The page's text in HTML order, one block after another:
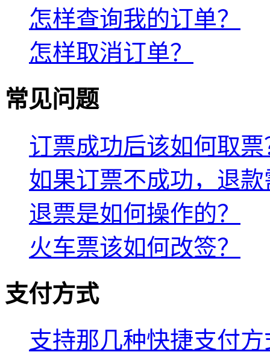
怎样查询我的订单？
怎样取消订单？
常见问题
订票成功后该如何取票
如果订票不成功，退
退票是如何操作的？
火车票该如何改签？
支付方式
支持那几种快捷支付